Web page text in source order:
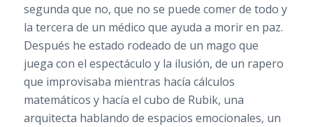
segunda que no, que no se puede comer de todo y
la tercera de un médico que ayuda a morir en paz.
Después he estado rodeado de un mago que
juega con el espectáculo y la ilusión, de un rapero
que improvisaba mientras hacía cálculos
matemáticos y hacía el cubo de Rubik, una
arquitecta hablando de espacios emocionales, un